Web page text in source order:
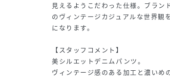
見えるようこだわった仕様。ブラン
のヴィンテージカジュアルな世界観
になります。
【スタッフコメント】
美シルエットデニムパンツ。
ヴィンテージ感のある加工と濃いめ